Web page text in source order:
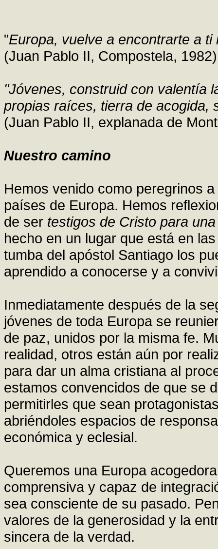
"Europa, vuelve a encontrarte a
(Juan Pablo II, Compostela,
"Jóvenes, construid con valentía
propias raíces, tierra de acogida,
(Juan Pablo II, explanada de
Nuestro camino
Hemos venido como peregrinos
países de Europa. Hemos
de ser testigos de Cristo para
hecho en un lugar que está en
tumba del apóstol Santiago los
aprendido a conocerse y a
Inmediatamente después de la
jóvenes de toda Europa se
de paz, unidos por la misma fe.
realidad, otros están aún por
para dar un alma cristiana al
estamos convencidos de que se
permitirles que sean
abriéndoles espacios de
económica y eclesial.
Queremos una Europa
comprensiva y capaz de
sea consciente de su pasado.
valores de la generosidad y la
sincera de la verdad.